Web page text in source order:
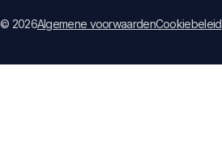
© 2026Algemene voorwaardenCookiebeleid